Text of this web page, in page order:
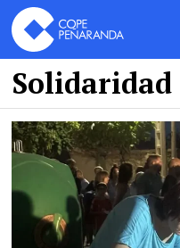
Solidaridad